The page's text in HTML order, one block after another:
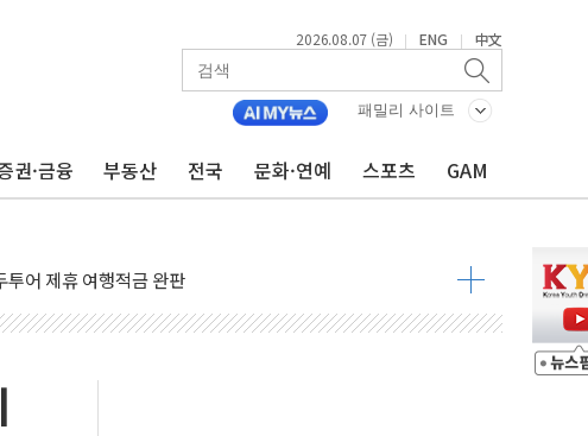
2026.08.07 (금) | ENG | 中文
패밀리 사이트
권·금융 부동산 전국 문화·연예 스포츠 GAM
근 도로 4중 추돌…1명 심정지·5명 부상
산불 진화 중...진화헬기 3대 투입
반기 매출 첫 2000억원 돌파
풍력에 4000억 금융 지원
포 영업 재개...장바구니에 홈플러스 담아달라" 호소
린 CIFO, 금융지주 포용금융 조직개편 신호탄
동반 하락…내린 종목이 두 배 넘어
더위…김성환 기후부 장관 "예측범위 벗어나도 즉시대응"